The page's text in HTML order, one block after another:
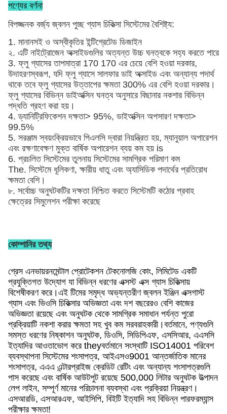
পণ্যের বর্ণনা
বিপজ্জনক বর্জ্য জ্বলন পুচ্ছ গ্যাস চিকিত্সা সিস্টেমের বৈশিষ্ট্য:
1. মানানসই ও অস্বীকৃতির ইন্টিগ্রেটেড ডিজাইন
২. এটি নাইট্রোজেন অক্সাইডগুলির অত্যন্ত উচ্চ ঘনত্বকে সহ্য করতে পারে
3. ফ্লু গ্যাসের তাপমাত্রা 170 170 এর চেয়ে বেশি হওয়া দরকার,
উদাহরণস্বরূপ, যদি ফ্লু গ্যাসে সালফার ডাই অক্সাইড এবং অন্যান্য পদার্থ
থাকে তবে ফ্লু গ্যাসের উত্তাপের ক্ষমতা 300% এর বেশি হওয়া দরকার।
ফ্লু গ্যাসের বিভিন্ন ডাইঅক্সিন ঘনত্ব অনুসারে বিছানার নকশার বিভিন্ন
পদ্ধতি গ্রহণ করা হয়।
4. ড্যানিট্রিফিকেশন দক্ষতা> 95%, ডাইঅক্সিন অপসারণ দক্ষতা>
99.5%
5. সরঞ্জাম স্বয়ংক্রিয়ভাবে পিএলসি দ্বারা নিয়ন্ত্রিত হয়, ম্যানুয়াল অপারেশন
এবং রক্ষণাবেক্ষণ মুক্ত বার্ষিক অপারেশন ব্যয় কম হয় is
6. প্রচলিত সিস্টেমের তুলনায় সিস্টেমের সামগ্রিক পরিমাণ কম
The. সিস্টেমে ধূলিকণা, ক্ষারীয় ধাতু এবং অ্যাসিডিক পদার্থের প্রতিরোধ
ক্ষমতা বেশি।
৮. সর্বোচ্চ অনুঘটকটির দক্ষতা নিশ্চিত করতে সিস্টেমটি কঠোর প্রবাহ
ক্ষেত্রের সিমুলেশন পরীক্ষা করেছে
কোম্পানির তথ্য
গ্রেস এনভায়রনমেন্টাল প্রোটেকশন টেকনোলজি কোং, লিমিটেড একটি
প্রযুক্তিগত উদ্যোগ যা বিভিন্ন ধরণের এক্সস্ট এক্স গ্যাস চিকিত্সায়
বিশেষীকরণ করে।এই টিমের সমৃদ্ধ অভ্যন্তরীণ জ্বলন ইঞ্জিন এক্সগাস্ট
গ্যাস এবং ভিওসি চিকিত্সার অভিজ্ঞতা এবং দশ বছরেরও বেশি কাজের
অভিজ্ঞতা রয়েছে এবং অনুঘটক থেকে সামগ্রিক সমাধান পর্যন্ত পুরো
প্রক্রিয়াটি নকশা করার ক্ষমতা সহ খুব কম সরবরাহকারী।বর্তমানে, পণ্যগুলি
সমস্ত ধরণের নিষ্কাশন অনুঘটক, ডিওসি, সিডিপিএফ, এসসিআর, এএসসি
ইত্যাদির আওতাভোগ করে theyবর্তমানে সংস্থাটি ISO14001 পরিবেশ
ব্যবস্থাপনা সিস্টেমের শংসাপত্র, আইএসও9001 আন্তর্জাতিক মানের
শংসাপত্র, এএএ এন্টারপ্রাইজ ক্রেডিট রেটিং এবং অন্যান্য শংসাপত্রগুলি
পাস করেছে এবং বার্ষিক আউটপুট রয়েছে 500,000 লিটার অনুঘটক উত্পাদন
লেপ লাইন, সম্পূর্ণ মানের পরিচালনা ব্যবস্থা এবং প্রক্রিয়া নিয়ন্ত্রণ।
এসআরডি, এসআরএফ, আইসিপি, বিইটি ইত্যাদি সহ বিভিন্ন পারফরম্যান্স
পরীক্ষার ক্ষমতা!